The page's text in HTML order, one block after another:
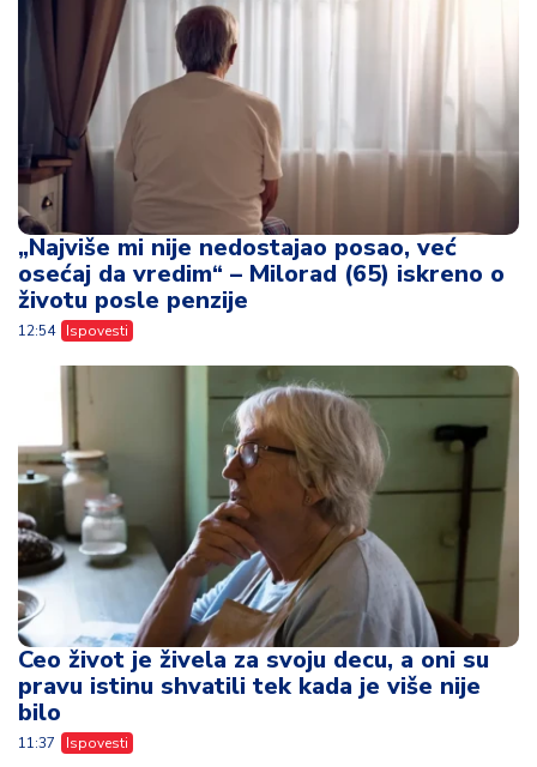
„Najviše mi nije nedostajao posao, već
osećaj da vredim“ – Milorad (65) iskreno o
životu posle penzije
12:54 Ispovesti
Ceo život je živela za svoju decu, a oni su
pravu istinu shvatili tek kada je više nije
bilo
11:37 Ispovesti